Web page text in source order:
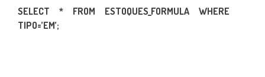
SELECT * FROM ESTOQUES_FORMULA WHERE
TIPO=’EM’;